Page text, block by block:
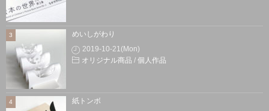
めいしがわり
2019-10-21(Mon)
オリジナル商品 / 個人作品
紙トンボ